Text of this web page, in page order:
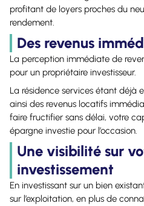
profitant de loyers proches du
rendement.
Des revenus
La perception immédiate de
pour un propriétaire investisseur.
La résidence services étant déjà
ainsi des revenus locatifs
faire fructifier sans délai, votre
épargne investie pour l’occasion.
Une visibilité sur
investissement
En investissant sur un bien
sur l’exploitation, en plus de